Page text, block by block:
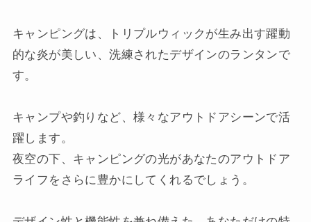
キャンピングは、トリプルウィックが生み出す躍動
的な炎が美しい、洗練されたデザインのランタンで
す。
キャンプや釣りなど、様々なアウトドアシーンで活
躍します。
夜空の下、キャンピングの光があなたのアウトドア
ライフをさらに豊かにしてくれるでしょう。